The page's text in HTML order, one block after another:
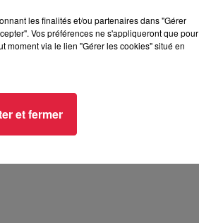
les finalités et/ou partenaires dans "Gérer
Vos préférences ne s'appliqueront que pour
moment via le lien "Gérer les cookies" situé en
et fermer